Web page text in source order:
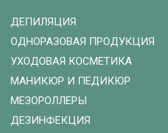
ДЕПИЛЯЦИЯ
ОДНОРАЗОВАЯ ПРОДУКЦИЯ
УХОДОВАЯ КОСМЕТИКА
МАНИКЮР И ПЕДИКЮР
МЕЗОРОЛЛЕРЫ
ДЕЗИНФЕКЦИЯ